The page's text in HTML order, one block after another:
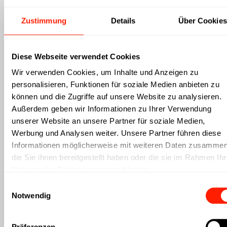
Zustimmung Details Über Cookies
Diese Webseite verwendet Cookies
Wir verwenden Cookies, um Inhalte und Anzeigen zu
personalisieren, Funktionen für soziale Medien anbieten zu
können und die Zugriffe auf unsere Website zu analysieren.
Außerdem geben wir Informationen zu Ihrer Verwendung
unserer Website an unsere Partner für soziale Medien,
Werbung und Analysen weiter. Unsere Partner führen diese
Informationen möglicherweise mit weiteren Daten
die Sie ihnen bereitgestellt haben oder die sie im Rahmen
Notwendig
Markenführung heißt: verstehen.
Unternehmen lassen sich vergleichen.
Differenzierung durch Identität. Branding